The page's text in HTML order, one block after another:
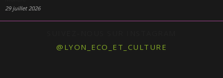
29 juillet 2026
@LYON_ECO_ET_CULTURE